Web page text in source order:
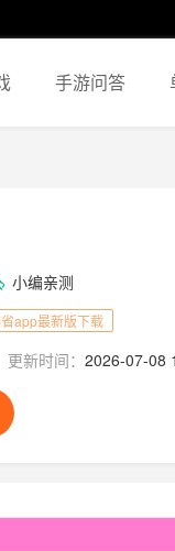
手游问答
小编亲测
app最新版下载
更新时间： 2026-07-08